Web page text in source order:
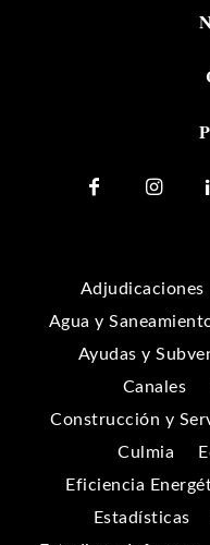
Adjudicaciones
Agua y
Ayudas y
Canales
Construcción y
Culmia
Eficiencia
Estadísticas